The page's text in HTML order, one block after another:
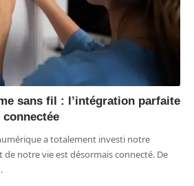
sans fil : l’intégration parfaite
a totalement investi notre
notre vie est désormais connecté. De